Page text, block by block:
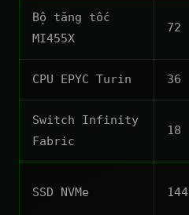
Bộ tăng tốc
MI455X
72
CPU EPYC Turin 36
Switch Infinity
Fabric
18
SSD NVMe 144